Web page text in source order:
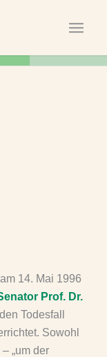
14. Mai 1996
Prof. Dr.
Todesfall
Sowohl
„um der